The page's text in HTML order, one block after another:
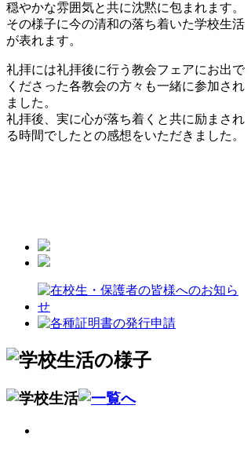
穏やかな雰囲気と共に沈黙に包まれます。
その様子に今の清和の落ち着いた学校生活
が表れます。
礼拝には礼拝後に行う教会フェアにお出で
くださった各教会の方々も一緒に参加され
ました。
礼拝後、実に心が落ち着くと共に励まされ
る時間でしたとの感想をいただきました。